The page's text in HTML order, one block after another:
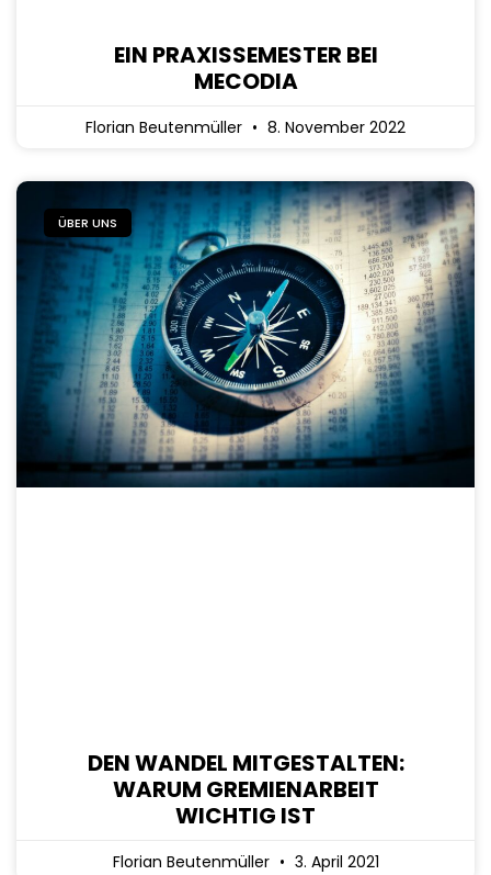
EIN PRAXISSEMESTER BEI
MECODIA
Florian Beutenmüller 8. November 2022
ÜBER UNS
DEN WANDEL MITGESTALTEN:
WARUM GREMIENARBEIT
WICHTIG IST
Florian Beutenmüller 3. April 2021